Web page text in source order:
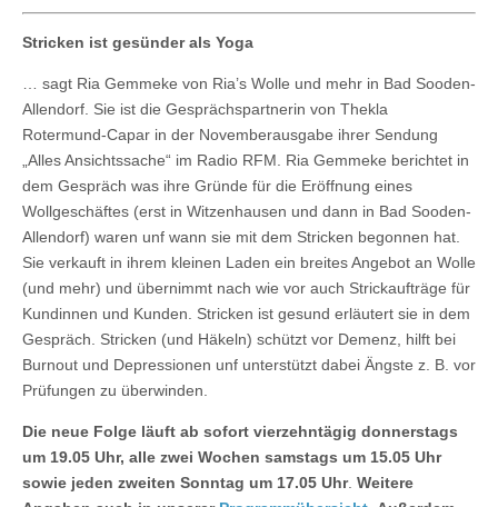
Stricken ist gesünder als Yoga
… sagt Ria Gemmeke von Ria’s Wolle und mehr in Bad Sooden-
Allendorf. Sie ist die Gesprächspartnerin von Thekla
Rotermund-Capar in der Novemberausgabe ihrer Sendung
„Alles Ansichtssache“ im Radio RFM. Ria Gemmeke berichtet in
dem Gespräch was ihre Gründe für die Eröffnung eines
Wollgeschäftes (erst in Witzenhausen und dann in Bad Sooden-
Allendorf) waren unf wann sie mit dem Stricken begonnen hat.
Sie verkauft in ihrem kleinen Laden ein breites Angebot an Wolle
(und mehr) und übernimmt nach wie vor auch Strickaufträge für
Kundinnen und Kunden. Stricken ist gesund erläutert sie in dem
Gespräch. Stricken (und Häkeln) schützt vor Demenz, hilft bei
Burnout und Depressionen unf unterstützt dabei Ängste z. B. vor
Prüfungen zu überwinden.
Die neue Folge läuft ab sofort vierzehntägig donnerstags
um 19.05 Uhr, alle zwei Wochen samstags um 15.05 Uhr
sowie jeden zweiten Sonntag um 17.05 Uhr. Weitere